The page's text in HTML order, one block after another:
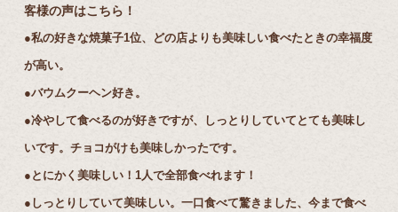
客様の声はこちら！
●私の好きな焼菓子1位、どの店よりも美味しい食べたときの幸福度
が高い。
●バウムクーヘン好き。
●冷やして食べるのが好きですが、しっとりしていてとても美味し
いです。チョコがけも美味しかったです。
●とにかく美味しい！1人で全部食べれます！
●しっとりしていて美味しい。一口食べて驚きました、今まで食べ